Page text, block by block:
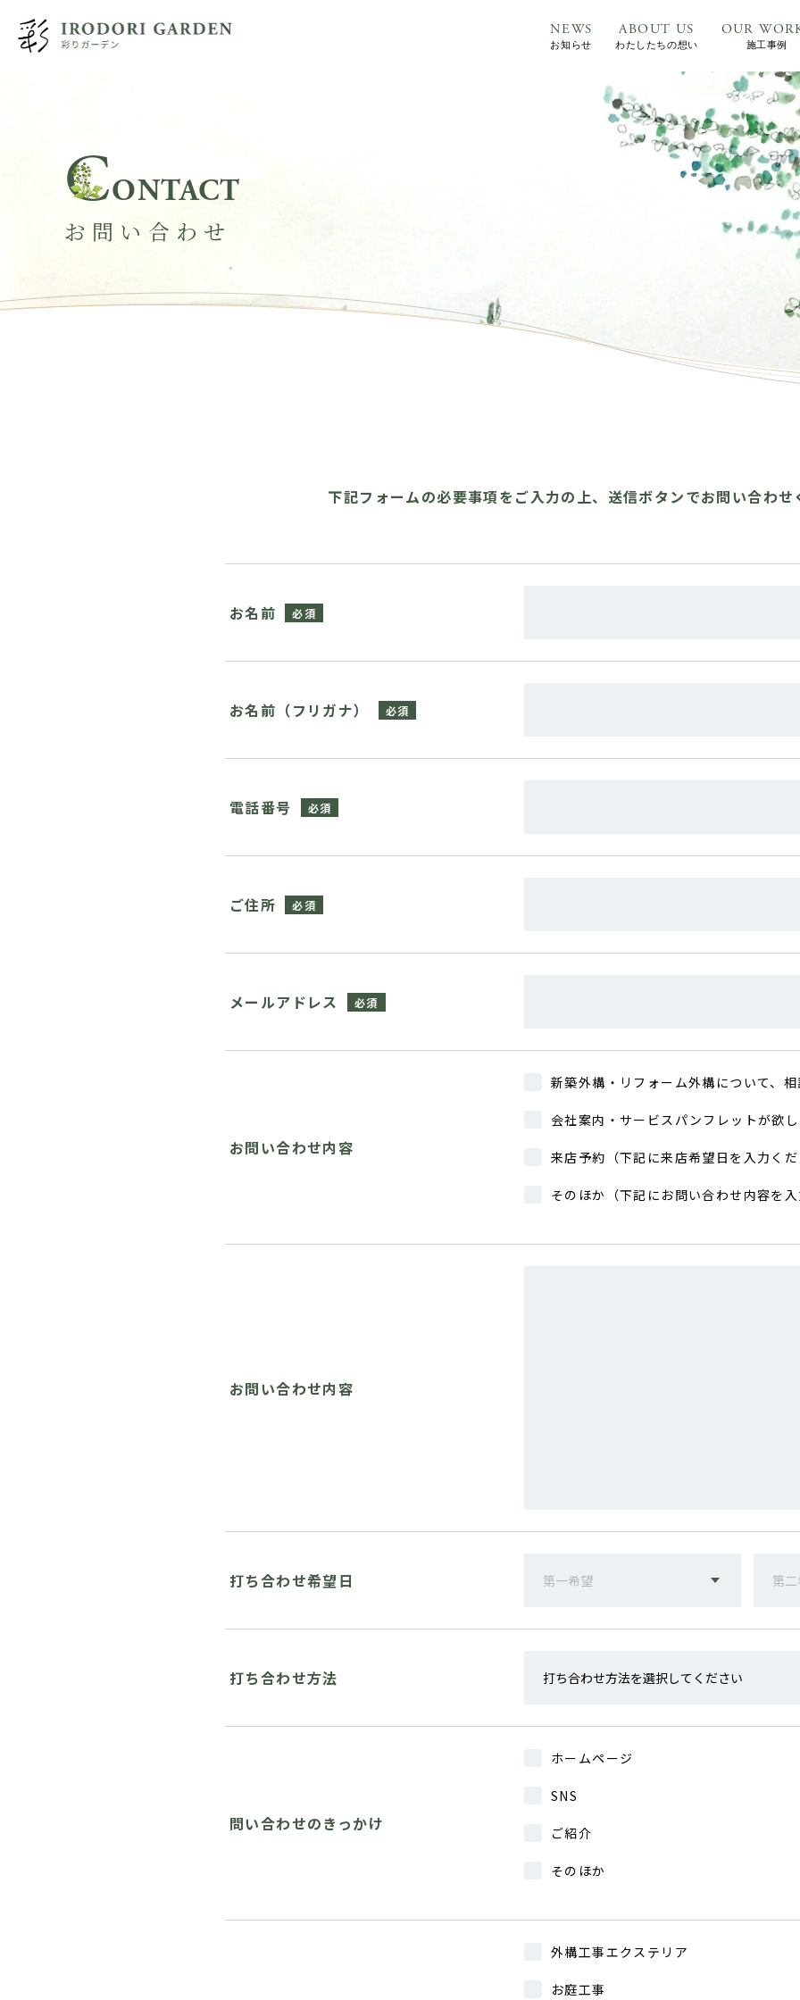
NEWS
お知らせ
ABOUT US
わたしたちの想い
OUR
施工事例
CONTACT
お問い合わせ
下記フォームの必要事項をご入力の上、 送信ボタンでお問い合わせ
お名前
お名前（フリガナ）
電話番号
ご住所
メールアドレス
お問い合わせ内容
新築外構・リフォーム外構について、
会社案内・サービスパンフレットが欲
来店予約（下記に来店希望日を入力く
そのほか（下記にお問い合わせ内容を
お問い合わせ内容
打ち合わせ希望日
打ち合わせ方法
問い合わせのきっかけ
ホームページ
SNS
ご紹介
そのほか
外構工事エクステリア
お庭工事